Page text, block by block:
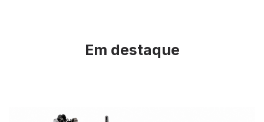
Em destaque